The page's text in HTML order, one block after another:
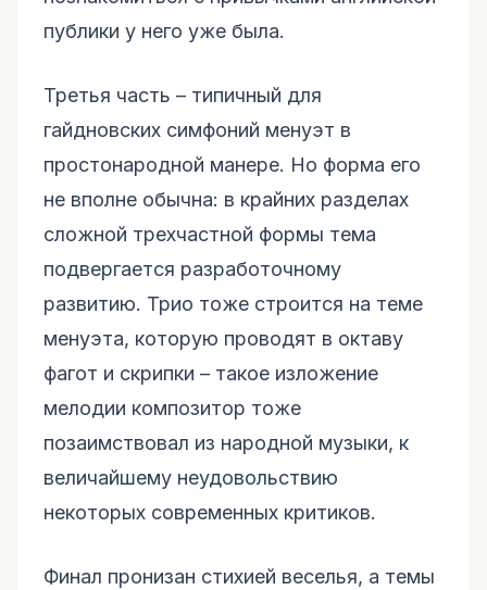
публики у него уже была.
Третья часть – типичный для
гайдновских симфоний менуэт в
простонародной манере. Но форма его
не вполне обычна: в крайних разделах
сложной трехчастной формы тема
подвергается разработочному
развитию. Трио тоже строится на теме
менуэта, которую проводят в октаву
фагот и скрипки – такое изложение
мелодии композитор тоже
позаимствовал из народной музыки, к
величайшему неудовольствию
некоторых современных критиков.
Финал пронизан стихией веселья, а темы